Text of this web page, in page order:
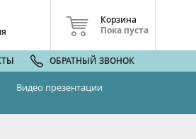
Корзина
Пока пуста
ОБРАТНЫЙ ЗВОНОК
Видео презентации